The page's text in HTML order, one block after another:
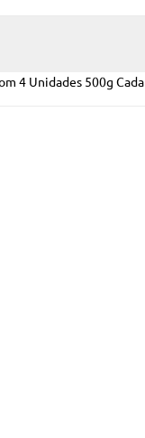
4 Unidades 500g Cada